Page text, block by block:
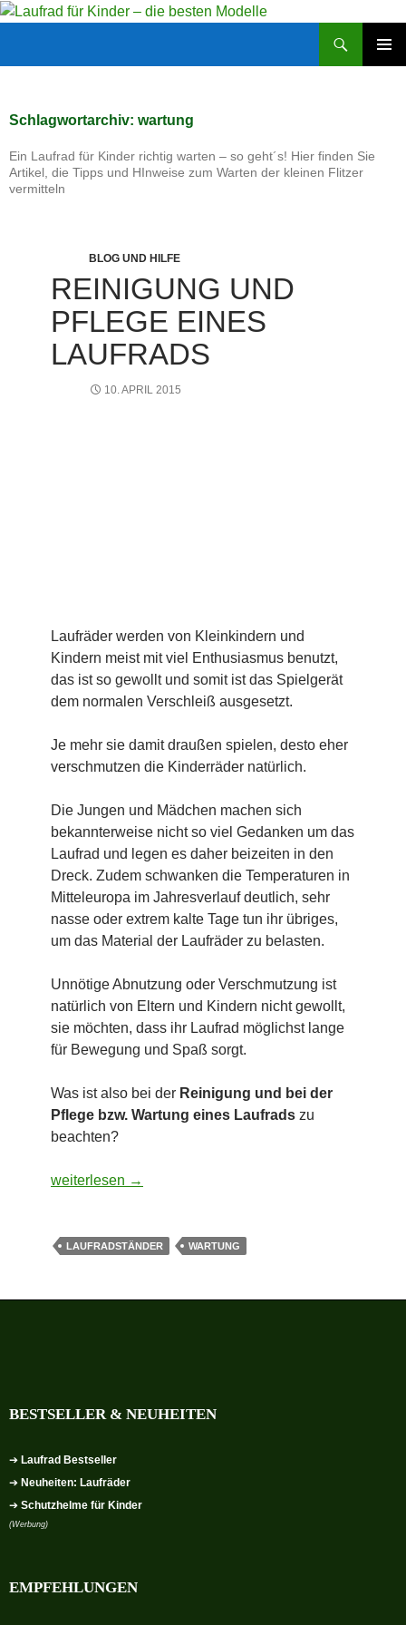
Zum
Laufrad für Kinder – die besten Modelle
Schlagwortarchiv: wartung
Ein Laufrad für Kinder richtig warten – so geht´s! Hier finden Sie
Artikel, die Tipps und HInweise zum Warten der kleinen Flitzer
vermitteln
BLOG UND HILFE
REINIGUNG UND
PFLEGE EINES
LAUFRADS
10. APRIL 2015
Laufräder werden von Kleinkindern und
Kindern meist mit viel Enthusiasmus benutzt,
das ist so gewollt und somit ist das Spielgerät
dem normalen Verschleiß ausgesetzt.
Je mehr sie damit draußen spielen, desto eher
verschmutzen die Kinderräder natürlich.
Die Jungen und Mädchen machen sich
bekannterweise nicht so viel Gedanken um das
Laufrad und legen es daher beizeiten in den
Dreck. Zudem schwanken die Temperaturen in
Mitteleuropa im Jahresverlauf deutlich, sehr
nasse oder extrem kalte Tage tun ihr übriges,
um das Material der Laufräder zu belasten.
Unnötige Abnutzung oder Verschmutzung ist
natürlich von Eltern und Kindern nicht gewollt,
sie möchten, dass ihr Laufrad möglichst lange
für Bewegung und Spaß sorgt.
Was ist also bei der Reinigung und bei der
Pflege bzw. Wartung eines Laufrads zu
beachten?
Reinigung und Pflege eines Laufrads
weiterlesen →
LAUFRADSTÄNDER WARTUNG
BESTSELLER & NEUHEITEN
➔ Laufrad Bestseller
➔ Neuheiten: Laufräder
➔ Schutzhelme für Kinder
(Werbung)
EMPFEHLUNGEN